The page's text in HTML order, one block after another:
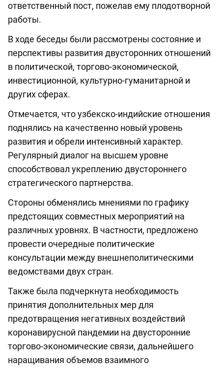
ответственный пост, пожелав ему плодотворной
работы.
В ходе беседы были рассмотрены состояние и
перспективы развития двусторонних отношений
в политической, торгово-экономической,
инвестиционной, культурно-гуманитарной и
других сферах.
Отмечается, что узбекско-индийские отношения
поднялись на качественно новый уровень
развития и обрели интенсивный характер.
Регулярный диалог на высшем уровне
способствовал укреплению двустороннего
стратегического партнерства.
Стороны обменялись мнениями по графику
предстоящих совместных мероприятий на
различных уровнях. В частности, предложено
провести очередные политические
консультации между внешнеполитическими
ведомствами двух стран.
Также была подчеркнута необходимость
принятия дополнительных мер для
предотвращения негативных воздействий
коронавирусной пандемии на двусторонние
торгово-экономические связи, дальнейшего
наращивания объемов взаимного